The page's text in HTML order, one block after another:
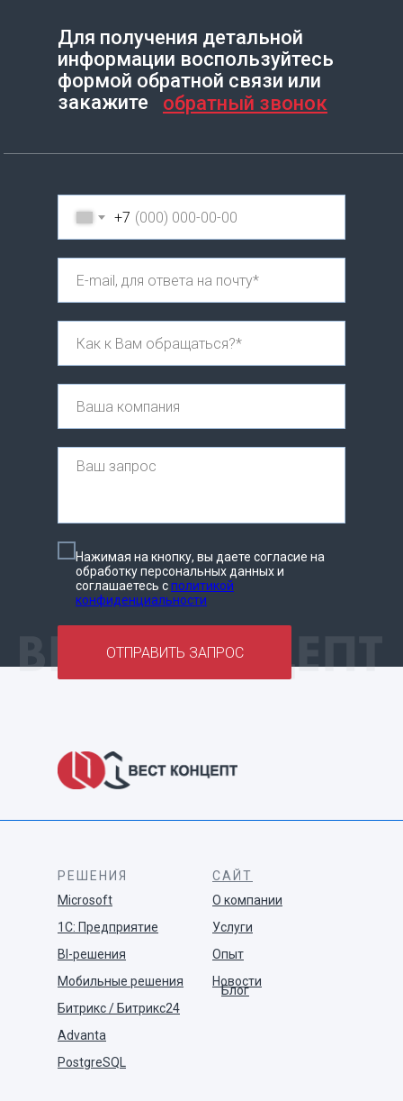
Создание сайта на ТильдеLeto.Website
Для получения детальной
информации воспользуйтесь
формой обратной связи или
закажите
обратный звонок
+7
Нажимая на кнопку, вы даете согласие на
обработку персональных данных и
соглашаетесь cполитикой
конфиденциальности
ОТПРАВИТЬ ЗАПРОС
РЕШЕНИЯ
Microsoft
1С: Предприятие
BI-решения
Мобильные решения
Битрикс / Битрикс24
Advanta
PostgreSQL
САЙТ
О компании
Услуги
Опыт
Новости
Блог